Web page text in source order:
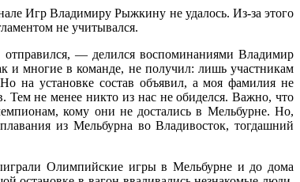
Игр Владимиру Рыжкину не удалось. Из-за этого
не учитывался.
— делился воспоминаниями Владимир
и многие в команде, не получил: лишь участникам
на установке состав объявил, а моя фамилия не
Тем не менее никто из нас не обиделся. Важно, что
кому они не достались в Мельбурне. Но,
из Мельбурна во Владивосток, тогдашний
Олимпийские игры в Мельбурне и до дома